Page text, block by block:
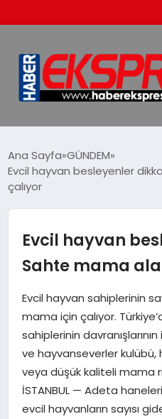
EKONOMİ
SİYASET
SPOR
YAŞAM
TEKNOLOJİ
Ana Sayfa GÜNDEM
Evcil hayvan besleyenler
çalıyor
Evcil hayvan
Sahte mama
Evcil hayvan sahiplerinin
mama için çalıyor.
sahiplerinin
ve hayvanseverler
veya düşük kaliteli mama
İSTANBUL — Adeta
evcil hayvanların sayısı